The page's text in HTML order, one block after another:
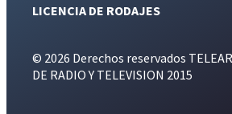
LICENCIA DE RODAJES
© 2026 Derechos reservados
DE RADIO Y TELEVISION 2015